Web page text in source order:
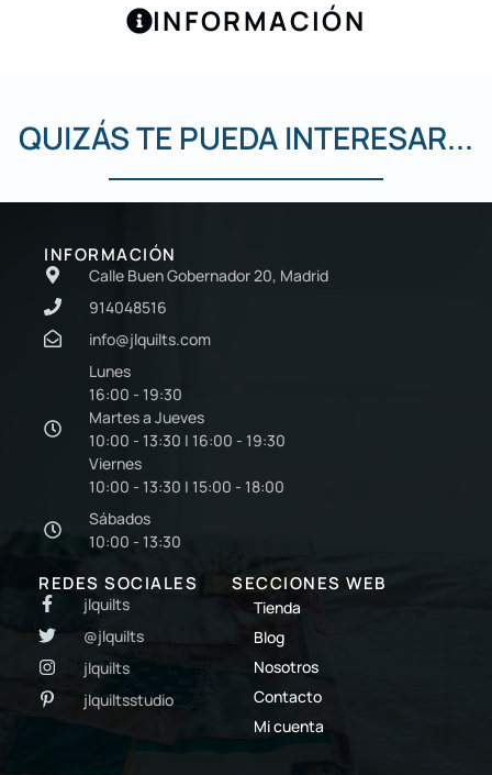
INFORMACIÓN
QUIZÁS TE PUEDA INTERESAR...
INFORMACIÓN
Calle Buen Gobernador 20, Madrid
914048516
info@jlquilts.com
Lunes
16:00 - 19:30
Martes a Jueves
10:00 - 13:30 | 16:00 - 19:30
Viernes
10:00 - 13:30 | 15:00 - 18:00
Sábados
10:00 - 13:30
REDES SOCIALES
jlquilts
@jlquilts
jlquilts
jlquiltsstudio
SECCIONES WEB
Tienda
Blog
Nosotros
Contacto
Mi cuenta